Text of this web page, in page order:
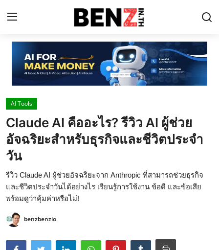
Home
Contact
AI Tools
ChatGPT Prompts
ข่าว AI รอบโลก
ThaiGPT Builder
คอร์สเรียน ChatGPT
AI Tools
Claude AI คืออะไร? รีวิว AI ผู้ช่วย
อัจฉริยะสำหรับธุรกิจและชีวิตประจำ
วัน
รีวิว Claude AI ผู้ช่วยอัจฉริยะจาก Anthropic ที่สามารถช่วยธุรกิจ
และชีวิตประจำวันได้อย่างไร เรียนรู้การใช้งาน ข้อดี และข้อเสีย
พร้อมดูว่าคุ้มค่าหรือไม่!
benzbenzio